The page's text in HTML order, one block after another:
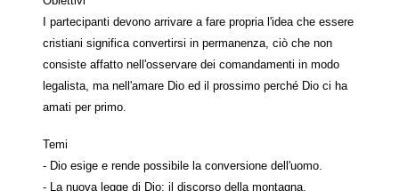
I partecipanti devono arrivare a fare propria l'idea che essere
cristiani significa convertirsi in permanenza, ciò che non
consiste affatto nell'osservare dei comandamenti in modo
legalista, ma nell'amare Dio ed il prossimo perché Dio ci ha
amati per primo.
Temi
- Dio esige e rende possibile la conversione dell'uomo.
- La nuova legge di Dio: il discorso della montagna.